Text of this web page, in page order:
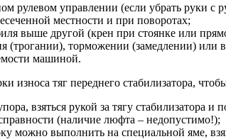
рулевом управлении (если убрать руки с
местности и при поворотах;
выше другой (крен при стоянке или
(трогании), торможении (замедлении) или
машиной.
износа тяг переднего стабилизатора,
взяться рукой за тягу стабилизатора
(наличие люфта – недопустимо!);
можно выполнить на специальной яме,